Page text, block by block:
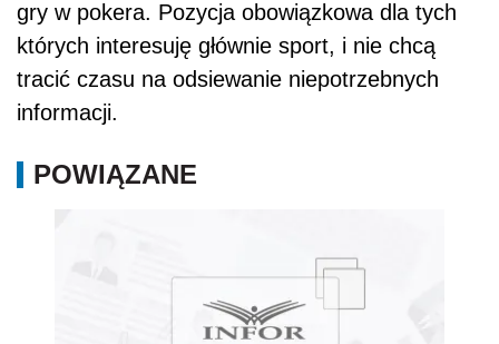
gry w pokera. Pozycja obowiązkowa dla tych
których interesuję głównie sport, i nie chcą
tracić czasu na odsiewanie niepotrzebnych
informacji.
POWIĄZANE